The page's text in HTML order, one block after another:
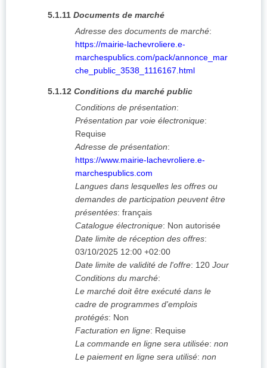
5.1.11 Documents de marché
Adresse des documents de marché:
https://mairie-lachevroliere.e-
marchespublics.com/pack/annonce_mar
che_public_3538_1116167.html
5.1.12 Conditions du marché public
Conditions de présentation:
Présentation par voie électronique:
Requise
Adresse de présentation:
https://www.mairie-lachevroliere.e-
marchespublics.com
Langues dans lesquelles les offres ou
demandes de participation peuvent être
présentées: français
Catalogue électronique: Non autorisée
Date limite de réception des offres:
03/10/2025 12:00 +02:00
Date limite de validité de l'offre: 120 Jour
Conditions du marché:
Le marché doit être exécuté dans le
cadre de programmes d'emplois
protégés: Non
Facturation en ligne: Requise
La commande en ligne sera utilisée: non
Le paiement en ligne sera utilisé: non